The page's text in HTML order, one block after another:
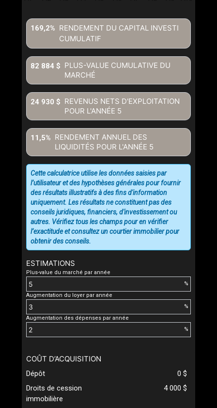
RENDEMENT DU CAPITAL INVESTI
CUMULATIF
169,2%
PLUS-VALUE CUMULATIVE DU
MARCHÉ
82 884 $
REVENUS NETS D'EXPLOITATION
POUR L'ANNÉE 5
24 930 $
RENDEMENT ANNUEL DES
LIQUIDITÉS POUR L'ANNÉE 5
11,5%
ESTIMATIONS
Plus-value du marché par année
%
Augmentation du loyer par année
%
Augmentation des dépenses par année
%
Cette calculatrice utilise les données saisies par
l’utilisateur et des hypothèses générales pour fournir
des résultats illustratifs à des fins d'information
uniquement. Les résultats ne constituent pas des
conseils juridiques, financiers, d'investissement ou
autres. Vérifiez tous les champs pour en vérifier
l’exactitude et consultez un courtier immobilier pour
obtenir des conseils.
COÛT D’ACQUISITION
Dépôt
0 $
Droits de cession
immobilière
4 000 $